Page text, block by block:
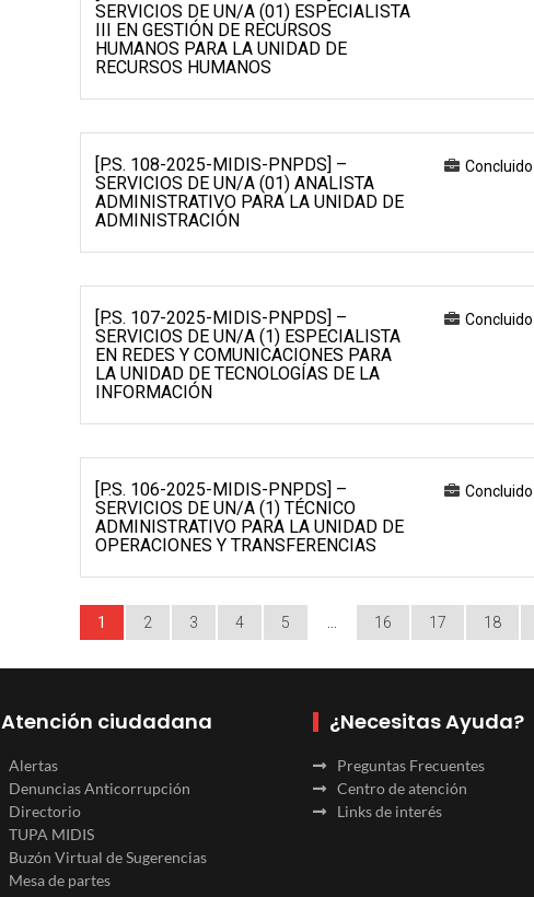
SERVICIOS DE UN/A (01) ESPECIALISTA
III EN GESTIÓN DE RECURSOS
HUMANOS PARA LA UNIDAD DE
RECURSOS HUMANOS
[P.S. 108-2025-MIDIS-PNPDS] –
SERVICIOS DE UN/A (01) ANALISTA
ADMINISTRATIVO PARA LA UNIDAD DE
ADMINISTRACIÓN
Concluido
[P.S. 107-2025-MIDIS-PNPDS] –
SERVICIOS DE UN/A (1) ESPECIALISTA
EN REDES Y COMUNICACIONES PARA
LA UNIDAD DE TECNOLOGÍAS DE LA
INFORMACIÓN
Concluido
[P.S. 106-2025-MIDIS-PNPDS] –
SERVICIOS DE UN/A (1) TÉCNICO
ADMINISTRATIVO PARA LA UNIDAD DE
OPERACIONES Y TRANSFERENCIAS
Concluido
1 2 3 4 5 16 17 18
Atención ciudadana
Alertas
Denuncias Anticorrupción
Directorio
TUPA MIDIS
Buzón Virtual de Sugerencias
Mesa de partes
¿Necesitas Ayuda?
Preguntas Frecuentes
Centro de atención
Links de interés